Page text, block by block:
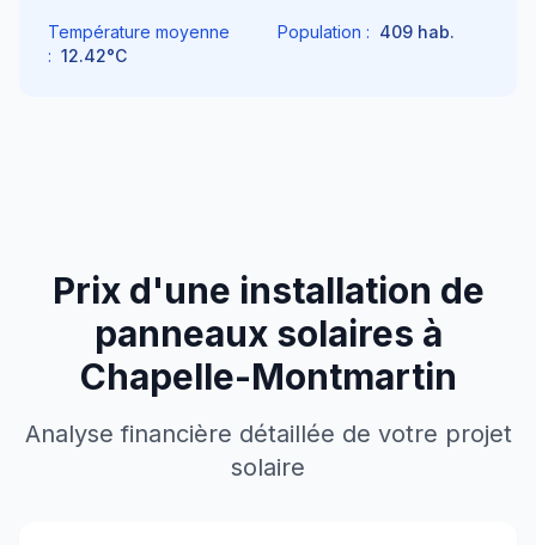
Température moyenne
: 12.42°C
Population : 409 hab.
Prix d'une installation de
panneaux solaires à
Chapelle-Montmartin
Analyse financière détaillée de votre projet
solaire